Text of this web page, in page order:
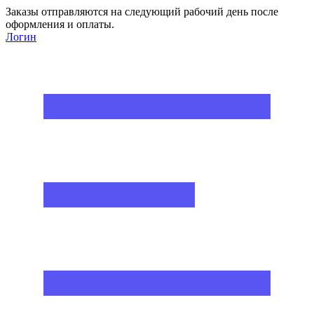
Заказы отправляются на следующий рабочий день после
оформления и оплаты.
Логин